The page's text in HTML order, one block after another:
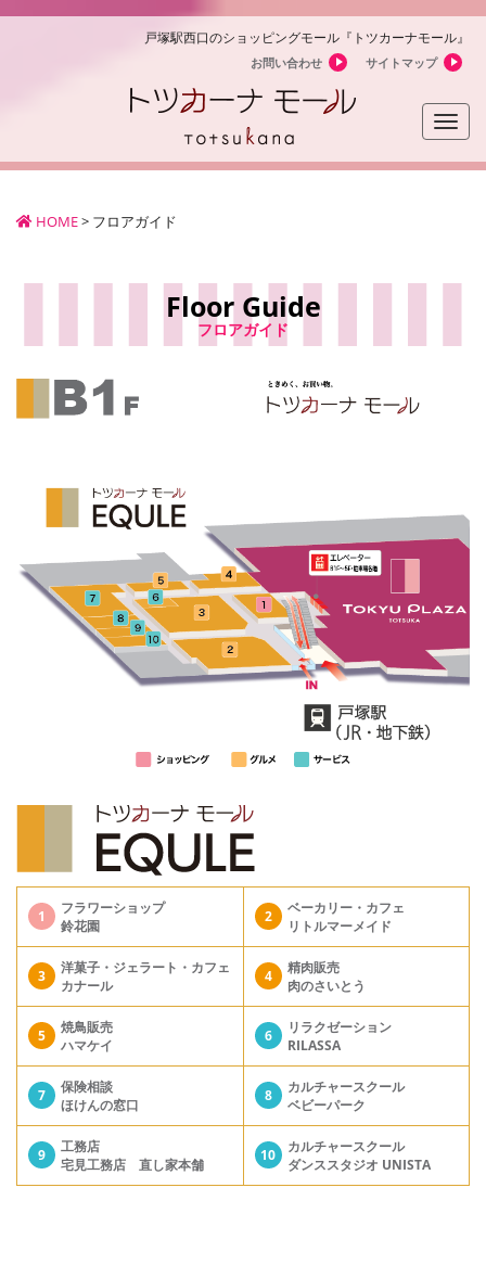
戸塚駅西口のショッピングモール『トツカーナモール』
お問い合わせ サイトマップ
Toggle
HOME> フロアガイド
Floor Guide
フロアガイド
1
フラワーショップ
鈴花園
2
ベーカリー・カフェ
リトルマーメイド
3
洋菓子・ジェラート・カフェ
カナール
4
精肉販売
肉のさいとう
5
焼鳥販売
ハマケイ
6
リラクゼーション
RILASSA
7
保険相談
ほけんの窓口
8
カルチャースクール
ベビーパーク
9
工務店
宅見工務店 直し家本舗
10
カルチャースクール
ダンススタジオ UNISTA